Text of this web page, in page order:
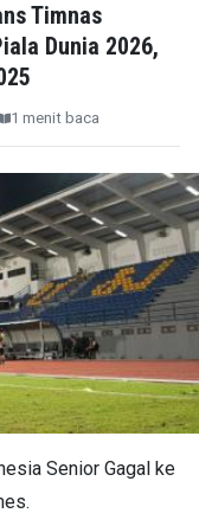
Timnas
Dunia 2026,
1 menit baca
Senior Gagal ke